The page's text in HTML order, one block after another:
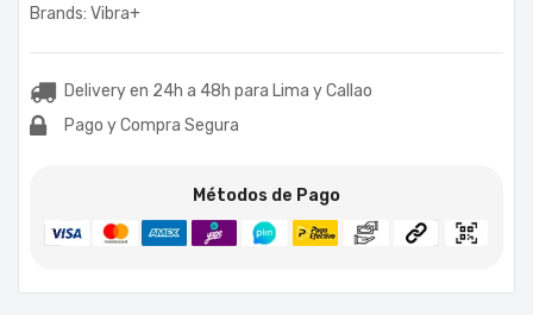
Brands: Vibra+
Delivery en 24h a 48h para Lima y Callao
Pago y Compra Segura
Métodos de Pago